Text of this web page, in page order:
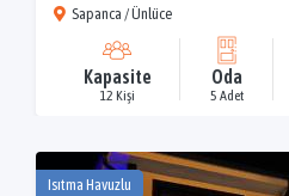
Sapanca / Ünlüce
Kapasite
12 Kişi
Oda
5 Adet
Isıtma Havuzlu